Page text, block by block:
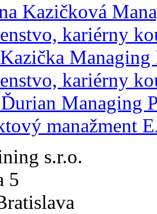
Kazičková
kariérny
kariérny
Managing
manažment
s.r.o.
5